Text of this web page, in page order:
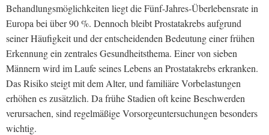
Behandlungsmöglichkeiten liegt die Fünf-Jahres-Überlebensrate in
Europa bei über 90 %. Dennoch bleibt Prostatakrebs aufgrund
seiner Häufigkeit und der entscheidenden Bedeutung einer frühen
Erkennung ein zentrales Gesundheitsthema. Einer von sieben
Männern wird im Laufe seines Lebens an Prostatakrebs erkranken.
Das Risiko steigt mit dem Alter, und familiäre Vorbelastungen
erhöhen es zusätzlich. Da frühe Stadien oft keine Beschwerden
verursachen, sind regelmäßige Vorsorgeuntersuchungen besonders
wichtig.